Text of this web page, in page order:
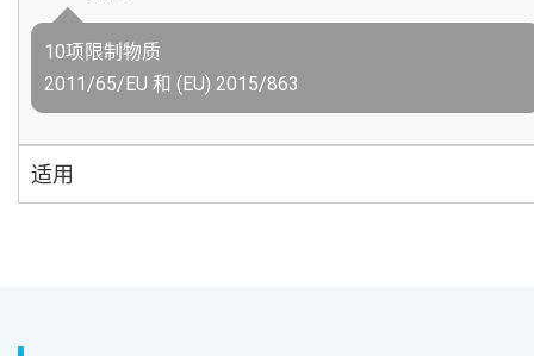
10项限制物质
2011/65/EU 和 (EU) 2015/863
适用